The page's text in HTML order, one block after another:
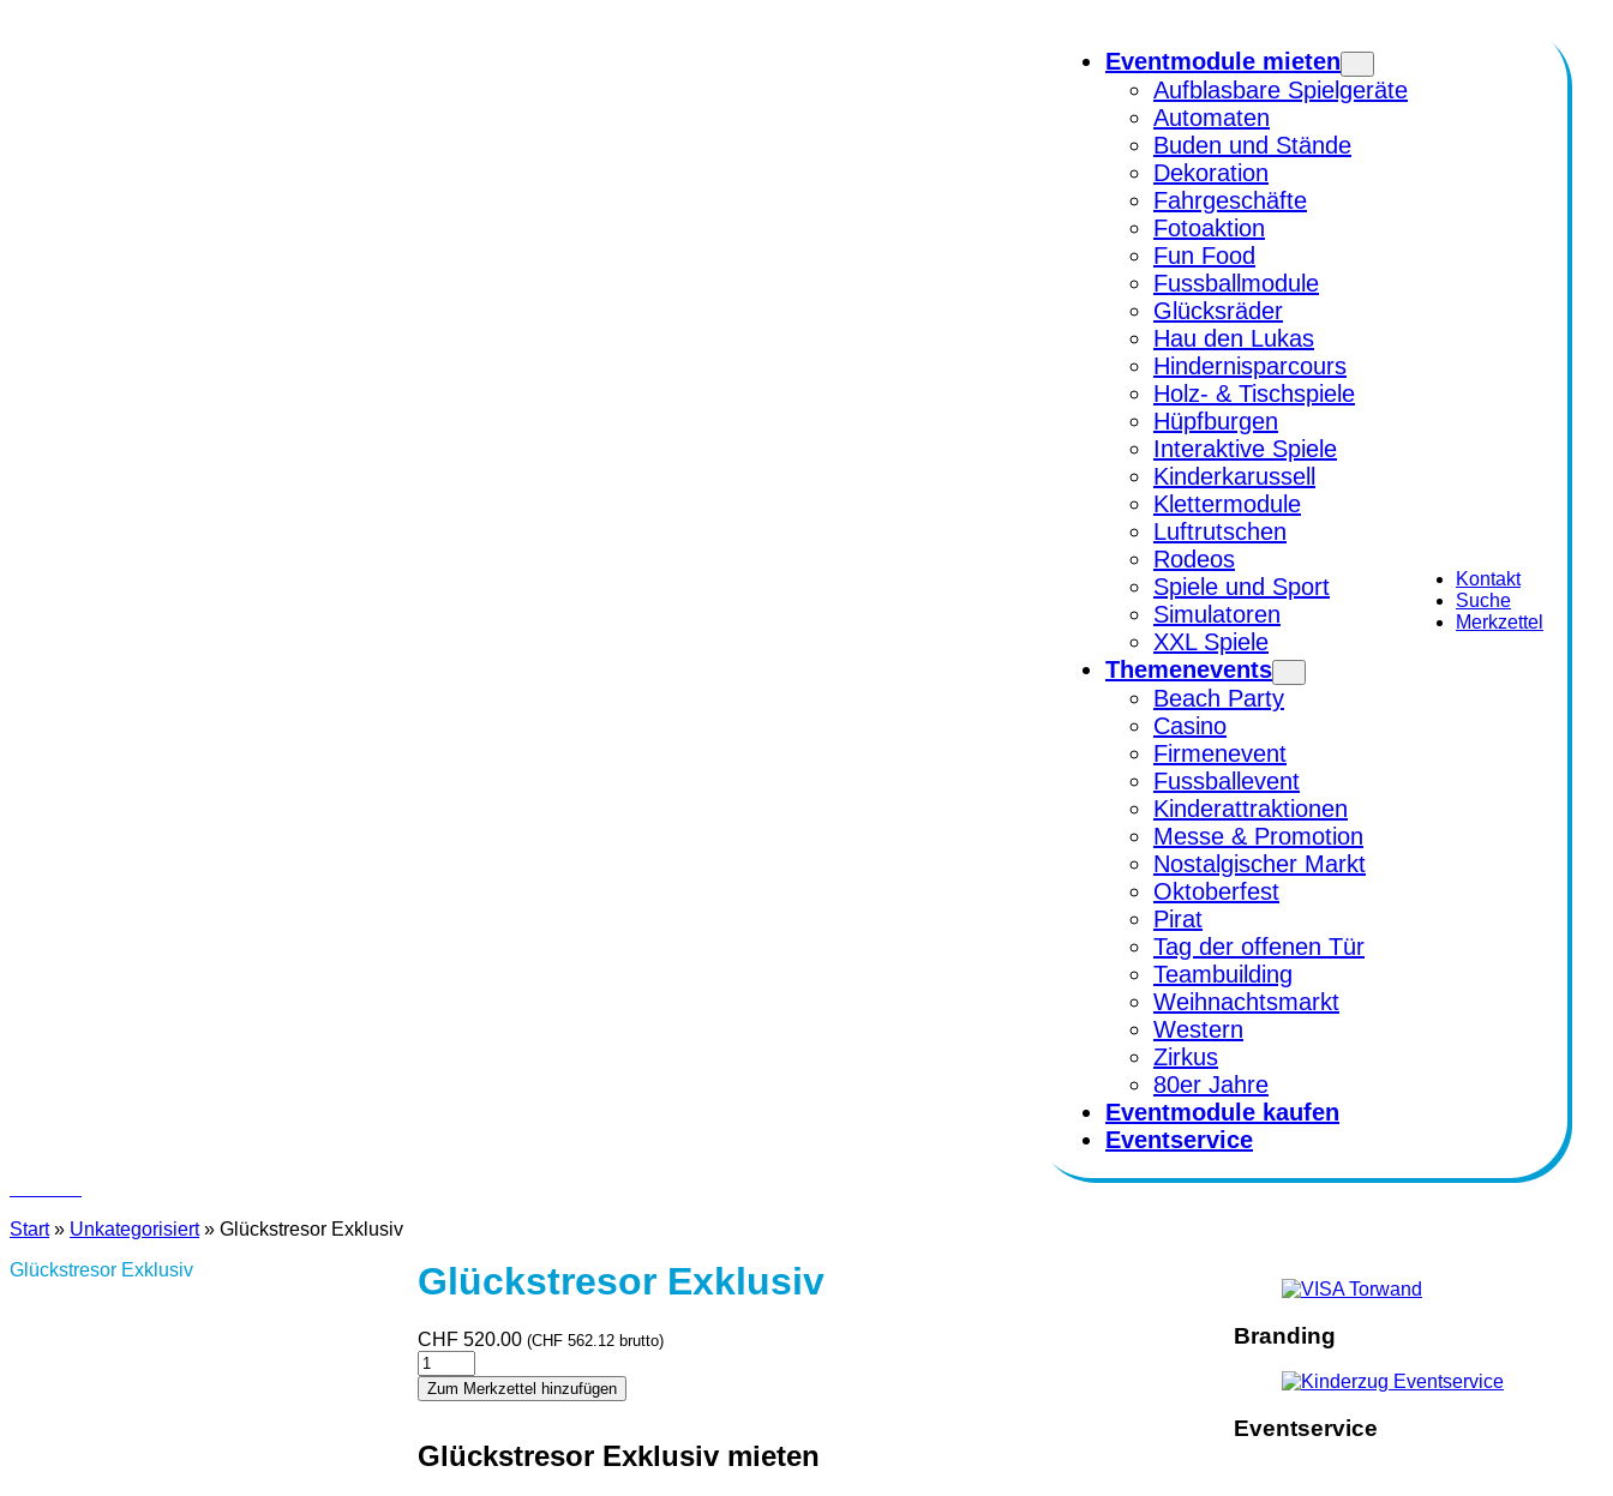
Eventmodule mieten
Aufblasbare Spielgeräte
Automaten
Buden und Stände
Dekoration
Fahrgeschäfte
Fotoaktion
Fun Food
Fussballmodule
Glücksräder
Hau den Lukas
Hindernisparcours
Holz- & Tischspiele
Hüpfburgen
Interaktive Spiele
Kinderkarussell
Klettermodule
Luftrutschen
Rodeos
Spiele und Sport
Simulatoren
XXL Spiele
Themenevents
Beach Party
Casino
Firmenevent
Fussballevent
Kinderattraktionen
Messe & Promotion
Nostalgischer Markt
Oktoberfest
Pirat
Tag der offenen Tür
Teambuilding
Weihnachtsmarkt
Western
Zirkus
80er Jahre
Eventmodule kaufen
Eventservice
Kontakt
Suche
Merkzettel
Start» Unkategorisiert» Glückstresor Exklusiv
Glückstresor Exklusiv
Glückstresor Exklusiv
CHF 520.00 (CHF 562.12 brutto)
Glückstresor
Exklusiv
Menge
Zum Merkzettel hinzufügen
Glückstresor Exklusiv mieten
Branding
Eventservice